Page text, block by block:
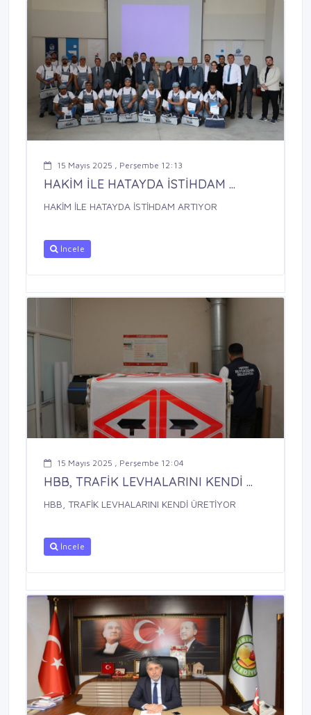
15 Mayıs 2025 , Perşembe 12:13
HAKİM İLE HATAYDA İSTİHDAM ...
HAKİM İLE HATAYDA İSTİHDAM ARTIYOR
İncele
15 Mayıs 2025 , Perşembe 12:04
HBB, TRAFİK LEVHALARINI KENDİ ...
HBB, TRAFİK LEVHALARINI KENDİ ÜRETİYOR
İncele